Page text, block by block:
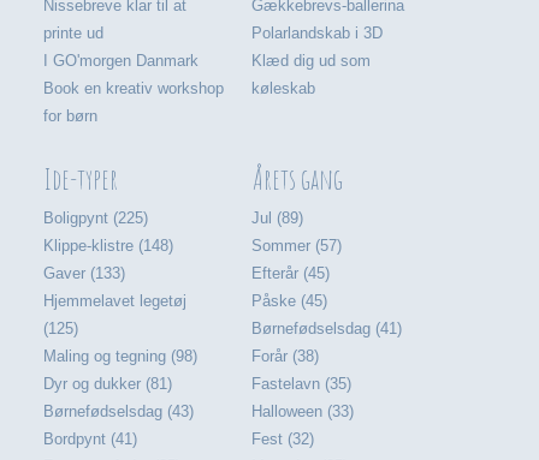
Nissebreve klar til at
printe ud
I GO'morgen Danmark
Book en kreativ workshop
for børn
Gækkebrevs-ballerina
Polarlandskab i 3D
Klæd dig ud som
køleskab
Ide-typer
Boligpynt (225)
Klippe-klistre (148)
Gaver (133)
Hjemmelavet legetøj
(125)
Maling og tegning (98)
Dyr og dukker (81)
Børnefødselsdag (43)
Bordpynt (41)
Årets gang
Jul (89)
Sommer (57)
Efterår (45)
Påske (45)
Børnefødselsdag (41)
Forår (38)
Fastelavn (35)
Halloween (33)
Fest (32)